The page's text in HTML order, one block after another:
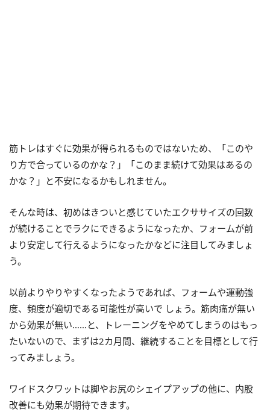
筋トレはすぐに効果が得られるものではないため、「このや
り方で合っているのかな？」「このまま続けて効果はあるの
かな？」と不安になるかもしれません。
そんな時は、初めはきついと感じていたエクササイズの回数
が続けることでラクにできるようになったか、フォームが前
より安定して行えるようになったかなどに注目してみましょ
う。
以前よりやりやすくなったようであれば、フォームや運動強
度、頻度が適切である可能性が高いで しょう。筋肉痛が無い
から効果が無い……と、トレーニングをやめてしまうのはもっ
たいないので、まずは2カ月間、継続することを目標として行
ってみましょう。
ワイドスクワットは脚やお尻のシェイプアップの他に、内股
改善にも効果が期待できます。